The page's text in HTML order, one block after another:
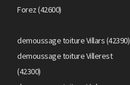
Forez (42600)
demoussage toiture Villars (42390)
demoussage toiture Villerest
(42300)